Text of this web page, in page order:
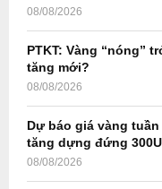
08/08/2026
PTKT: Vàng “nóng”
tăng mới?
08/08/2026
Dự báo giá vàng tuần
tăng dựng đứng
08/08/2026